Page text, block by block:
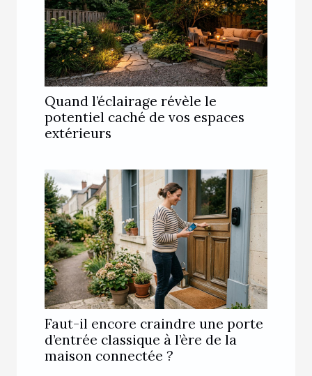
Quand l’éclairage révèle le
potentiel caché de vos espaces
extérieurs
Faut-il encore craindre une porte
d’entrée classique à l’ère de la
maison connectée ?